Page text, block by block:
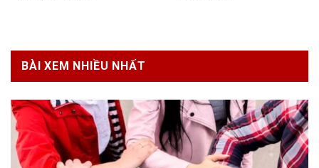
BÀI XEM NHIỀU NHẤT